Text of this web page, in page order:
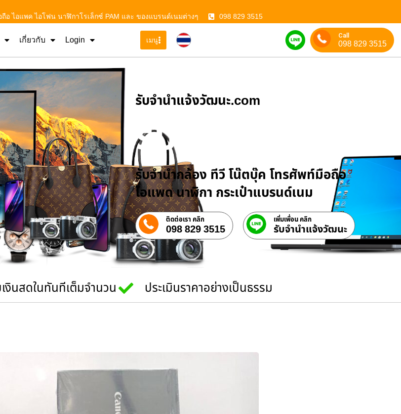
อ ไอแพค ไอโฟน นาฬิกาโรเล็กซ์ PAM และ ของแบรนด์เนมต่างๆ 098 829 3515
เกี่ยวกับ Login เมนู
Call
098 829 3515
รับจํานําแจ้งวัฒนะ.com
รับจำนำสินค้าไอที
รับจำนำกล้อง ทีวี โน๊ตบุ๊ค โทรศัพท์มือถือ
ไอแพด นาฬิกา กระเป๋าแบรนด์เนม
ติดต่อเรา คลิก
098 829 3515
เพิ่มเพื่อน คลิก
รับจํานําแจ้งวัฒนะ
งินสดในทันทีเต็มจำนวน ประเมินราคาอย่างเป็นธรรม